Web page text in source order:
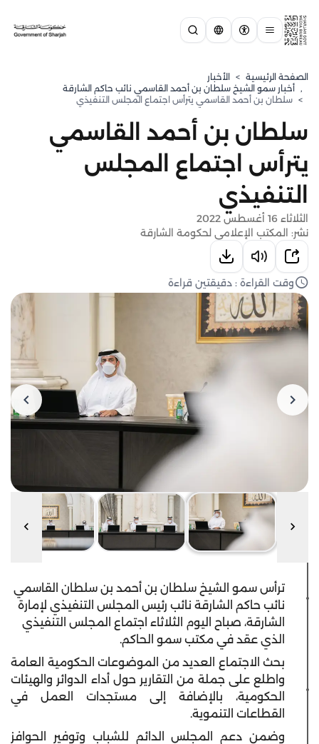
الصفحة الرئيسية > الأخبار
, ⁠أخبار سمو الشيخ سلطان بن أحمد القاسمي نائب حاكم الشارقة
> سلطان بن أحمد القاسمي يترأس اجتماع المجلس التنفيذي
سلطان بن أحمد القاسمي
يترأس اجتماع المجلس
التنفيذي
الثلاثاء 16 أغسطس 2022
نشر: المكتب الإعلامي لحكومة الشارقة
وقت القراءة : دقيقتين قراءة
ترأس سمو الشيخ سلطان بن أحمد بن سلطان القاسمي
نائب حاكم الشارقة نائب رئيس المجلس التنفيذي لإمارة
الشارقة، صباح اليوم الثلاثاء اجتماع المجلس التنفيذي
الذي عقد في مكتب سمو الحاكم.
بحث الاجتماع العديد من الموضوعات الحكومية العامة
واطلع على جملة من التقارير حول أداء الدوائر والهيئات
الحكومية، بالإضافة إلى مستجدات العمل في
القطاعات التنموية.
وضمن دعم المجلس الدائم للشباب وتوفير الحوافز